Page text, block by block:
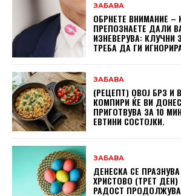
ЗАБАВА
ОБРНЕТЕ ВНИМАНИЕ –
ПРЕПОЗНАЕТЕ ДАЛИ
ИЗНЕВЕРУВА: КЛУЧНИ
ТРЕБА ДА ГИ
ЗАБАВА
(РЕЦЕПТ) ОВОЈ БРЗ И
КОМПИРИ ЌЕ ВИ
ПРИГОТВУВА ЗА 10
ЕВТИНИ СОСТОЈКИ.
ЗАБАВА
ДЕНЕСКА СЕ
ХРИСТОВО (ТРЕТ ДЕН)
РАДОСТ